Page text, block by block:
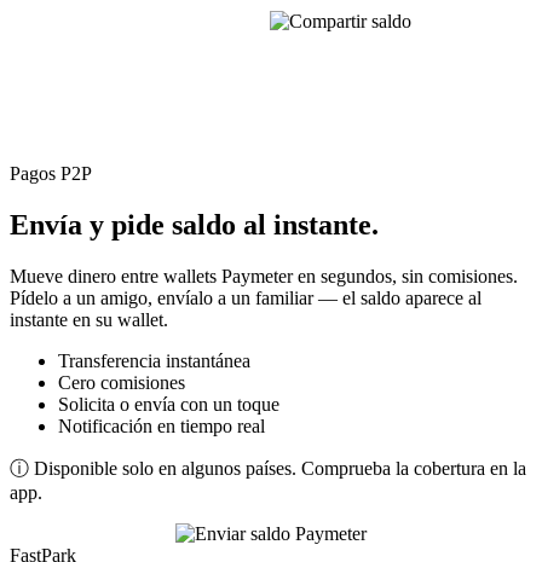
Pagos P2P
Envía y pide saldo al instante.
Mueve dinero entre wallets Paymeter en segundos, sin comisiones.
Pídelo a un amigo, envíalo a un familiar — el saldo aparece al
instante en su wallet.
Transferencia instantánea
Cero comisiones
Solicita o envía con un toque
Notificación en tiempo real
ⓘ Disponible solo en algunos países. Comprueba la cobertura en la
app.
FastPark